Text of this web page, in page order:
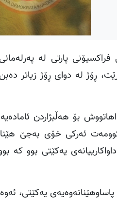
پارتی لە
ڕۆژ لە دوای ڕۆژ زیاتر
بۆ هەڵبژاردن
ئەرکی خۆی بەجێ
یەکێتی بوو کە
یەکێتی،